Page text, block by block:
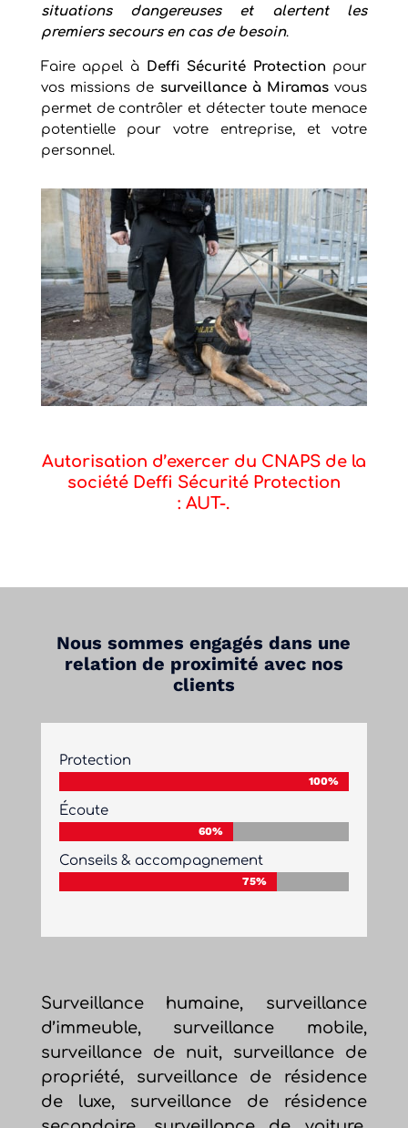
situations dangereuses et alertent les
premiers secours en cas de besoin.
Faire appel à Deffi Sécurité Protection pour
vos missions de surveillance à Miramasvous
permet de contrôler et détecter toute menace
potentielle pour votre entreprise, et votre
personnel.
Autorisation d’exercer du CNAPS de la
société Deffi Sécurité Protection
: AUT-.
Nous sommes engagés dans une
relation de proximité avec nos
clients
Protection
100%
100%
Écoute
60%
60%
Conseils & accompagnement
75%
75%
Surveillance humaine, surveillance
d’immeuble, surveillance mobile,
surveillance de nuit, surveillance de
propriété, surveillance de résidence
de luxe, surveillance de résidence